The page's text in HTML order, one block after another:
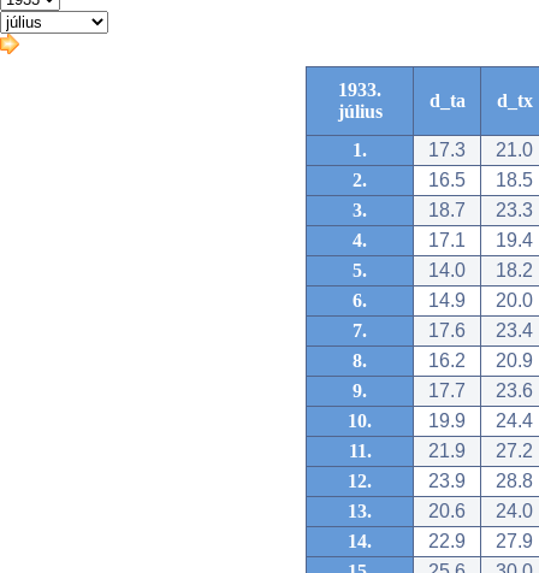
1933.
július
d_ta d_tx
1. 17.3
21.0
2.
16.5
18.5
3.
18.7
23.3
4.
17.1
19.4
5.
14.0
18.2
6.
14.9
20.0
7.
17.6
23.4
8.
16.2
20.9
9.
17.7
23.6
10.
19.9
24.4
11.
21.9
27.2
12.
23.9
28.8
13.
20.6
24.0
14.
22.9
27.9